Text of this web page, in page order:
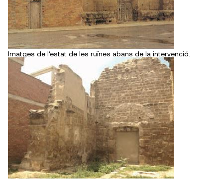
Imatges de l’estat de les ruïnes abans de la intervenció.